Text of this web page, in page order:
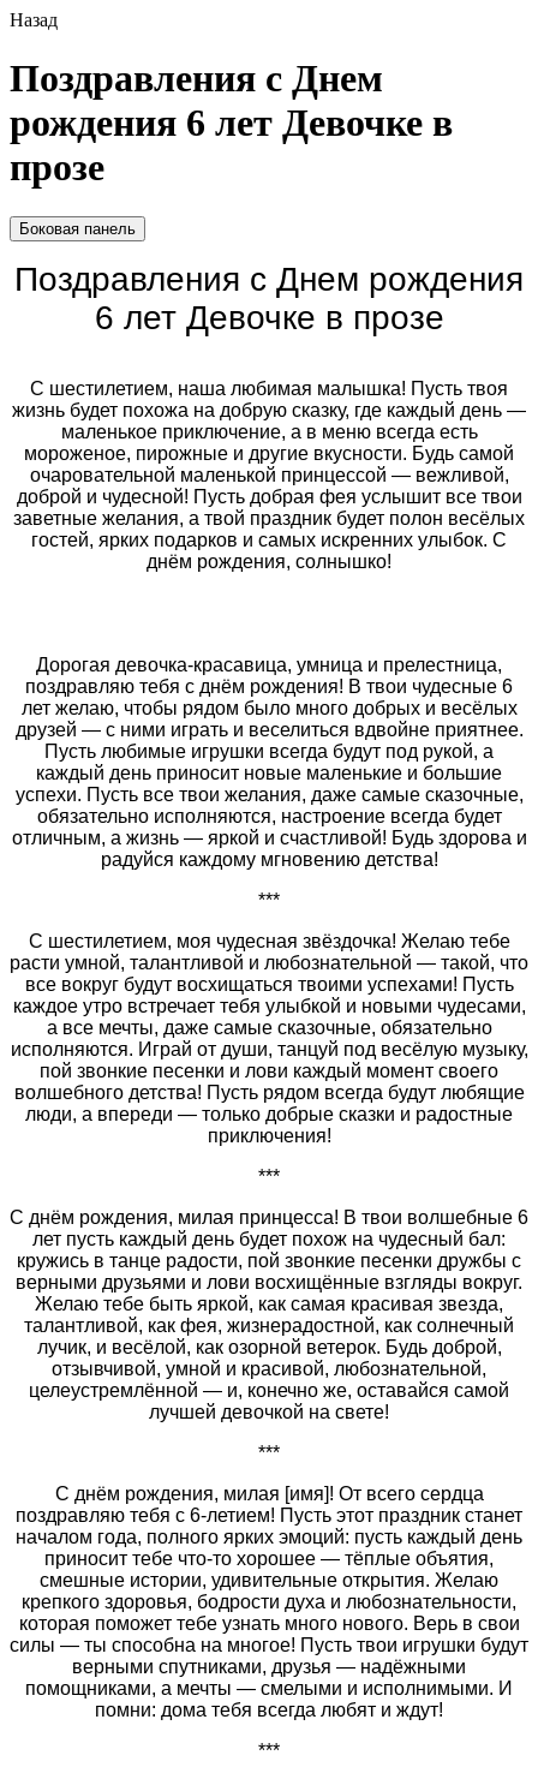
Назад
Поздравления с Днем
рождения 6 лет Девочке в
прозе
Боковая панель
Поздравления с Днем рождения
6 лет Девочке в прозе
С шестилетием, наша любимая малышка! Пусть твоя
жизнь будет похожа на добрую сказку, где каждый день —
маленькое приключение, а в меню всегда есть
мороженое, пирожные и другие вкусности. Будь самой
очаровательной маленькой принцессой — вежливой,
доброй и чудесной! Пусть добрая фея услышит все твои
заветные желания, а твой праздник будет полон весёлых
гостей, ярких подарков и самых искренних улыбок. С
днём рождения, солнышко!
Дорогая девочка-красавица, умница и прелестница,
поздравляю тебя с днём рождения! В твои чудесные 6
лет желаю, чтобы рядом было много добрых и весёлых
друзей — с ними играть и веселиться вдвойне приятнее.
Пусть любимые игрушки всегда будут под рукой, а
каждый день приносит новые маленькие и большие
успехи. Пусть все твои желания, даже самые сказочные,
обязательно исполняются, настроение всегда будет
отличным, а жизнь — яркой и счастливой! Будь здорова и
радуйся каждому мгновению детства!
***
С шестилетием, моя чудесная звёздочка! Желаю тебе
расти умной, талантливой и любознательной — такой, что
все вокруг будут восхищаться твоими успехами! Пусть
каждое утро встречает тебя улыбкой и новыми чудесами,
а все мечты, даже самые сказочные, обязательно
исполняются. Играй от души, танцуй под весёлую музыку,
пой звонкие песенки и лови каждый момент своего
волшебного детства! Пусть рядом всегда будут любящие
люди, а впереди — только добрые сказки и радостные
приключения!
***
С днём рождения, милая принцесса! В твои волшебные 6
лет пусть каждый день будет похож на чудесный бал:
кружись в танце радости, пой звонкие песенки дружбы с
верными друзьями и лови восхищённые взгляды вокруг.
Желаю тебе быть яркой, как самая красивая звезда,
талантливой, как фея, жизнерадостной, как солнечный
лучик, и весёлой, как озорной ветерок. Будь доброй,
отзывчивой, умной и красивой, любознательной,
целеустремлённой — и, конечно же, оставайся самой
лучшей девочкой на свете!
***
С днём рождения, милая [имя]! От всего сердца
поздравляю тебя с 6‑летием! Пусть этот праздник станет
началом года, полного ярких эмоций: пусть каждый день
приносит тебе что‑то хорошее — тёплые объятия,
смешные истории, удивительные открытия. Желаю
крепкого здоровья, бодрости духа и любознательности,
которая поможет тебе узнать много нового. Верь в свои
силы — ты способна на многое! Пусть твои игрушки будут
верными спутниками, друзья — надёжными
помощниками, а мечты — смелыми и исполнимыми. И
помни: дома тебя всегда любят и ждут!
***